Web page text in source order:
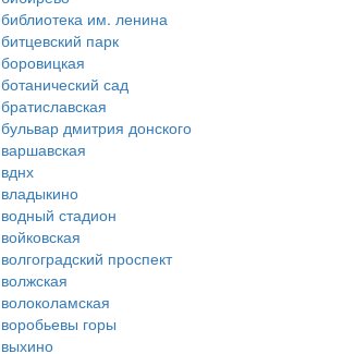
библиотека им. ленина
битцевский парк
боровицкая
ботанический сад
братиславская
бульвар дмитрия донского
варшавская
вднх
владыкино
водный стадион
войковская
волгоградский проспект
волжская
волоколамская
воробьевы горы
выхино